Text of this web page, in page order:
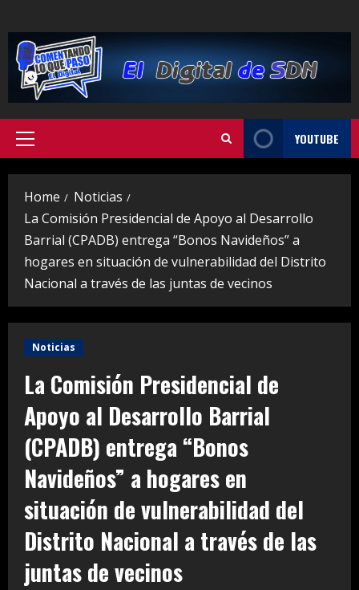
to
content
Primary
YOUTUBE
Home
Noticias
La Comisión Presidencial de Apoyo al Desarrollo
Barrial (CPADB) entrega “Bonos Navideños” a
hogares en situación de vulnerabilidad del Distrito
Nacional a través de las juntas de vecinos
Noticias
La Comisión Presidencial de
Apoyo al Desarrollo Barrial
(CPADB) entrega “Bonos
Navideños” a hogares en
situación de vulnerabilidad del
Distrito Nacional a través de las
juntas de vecinos